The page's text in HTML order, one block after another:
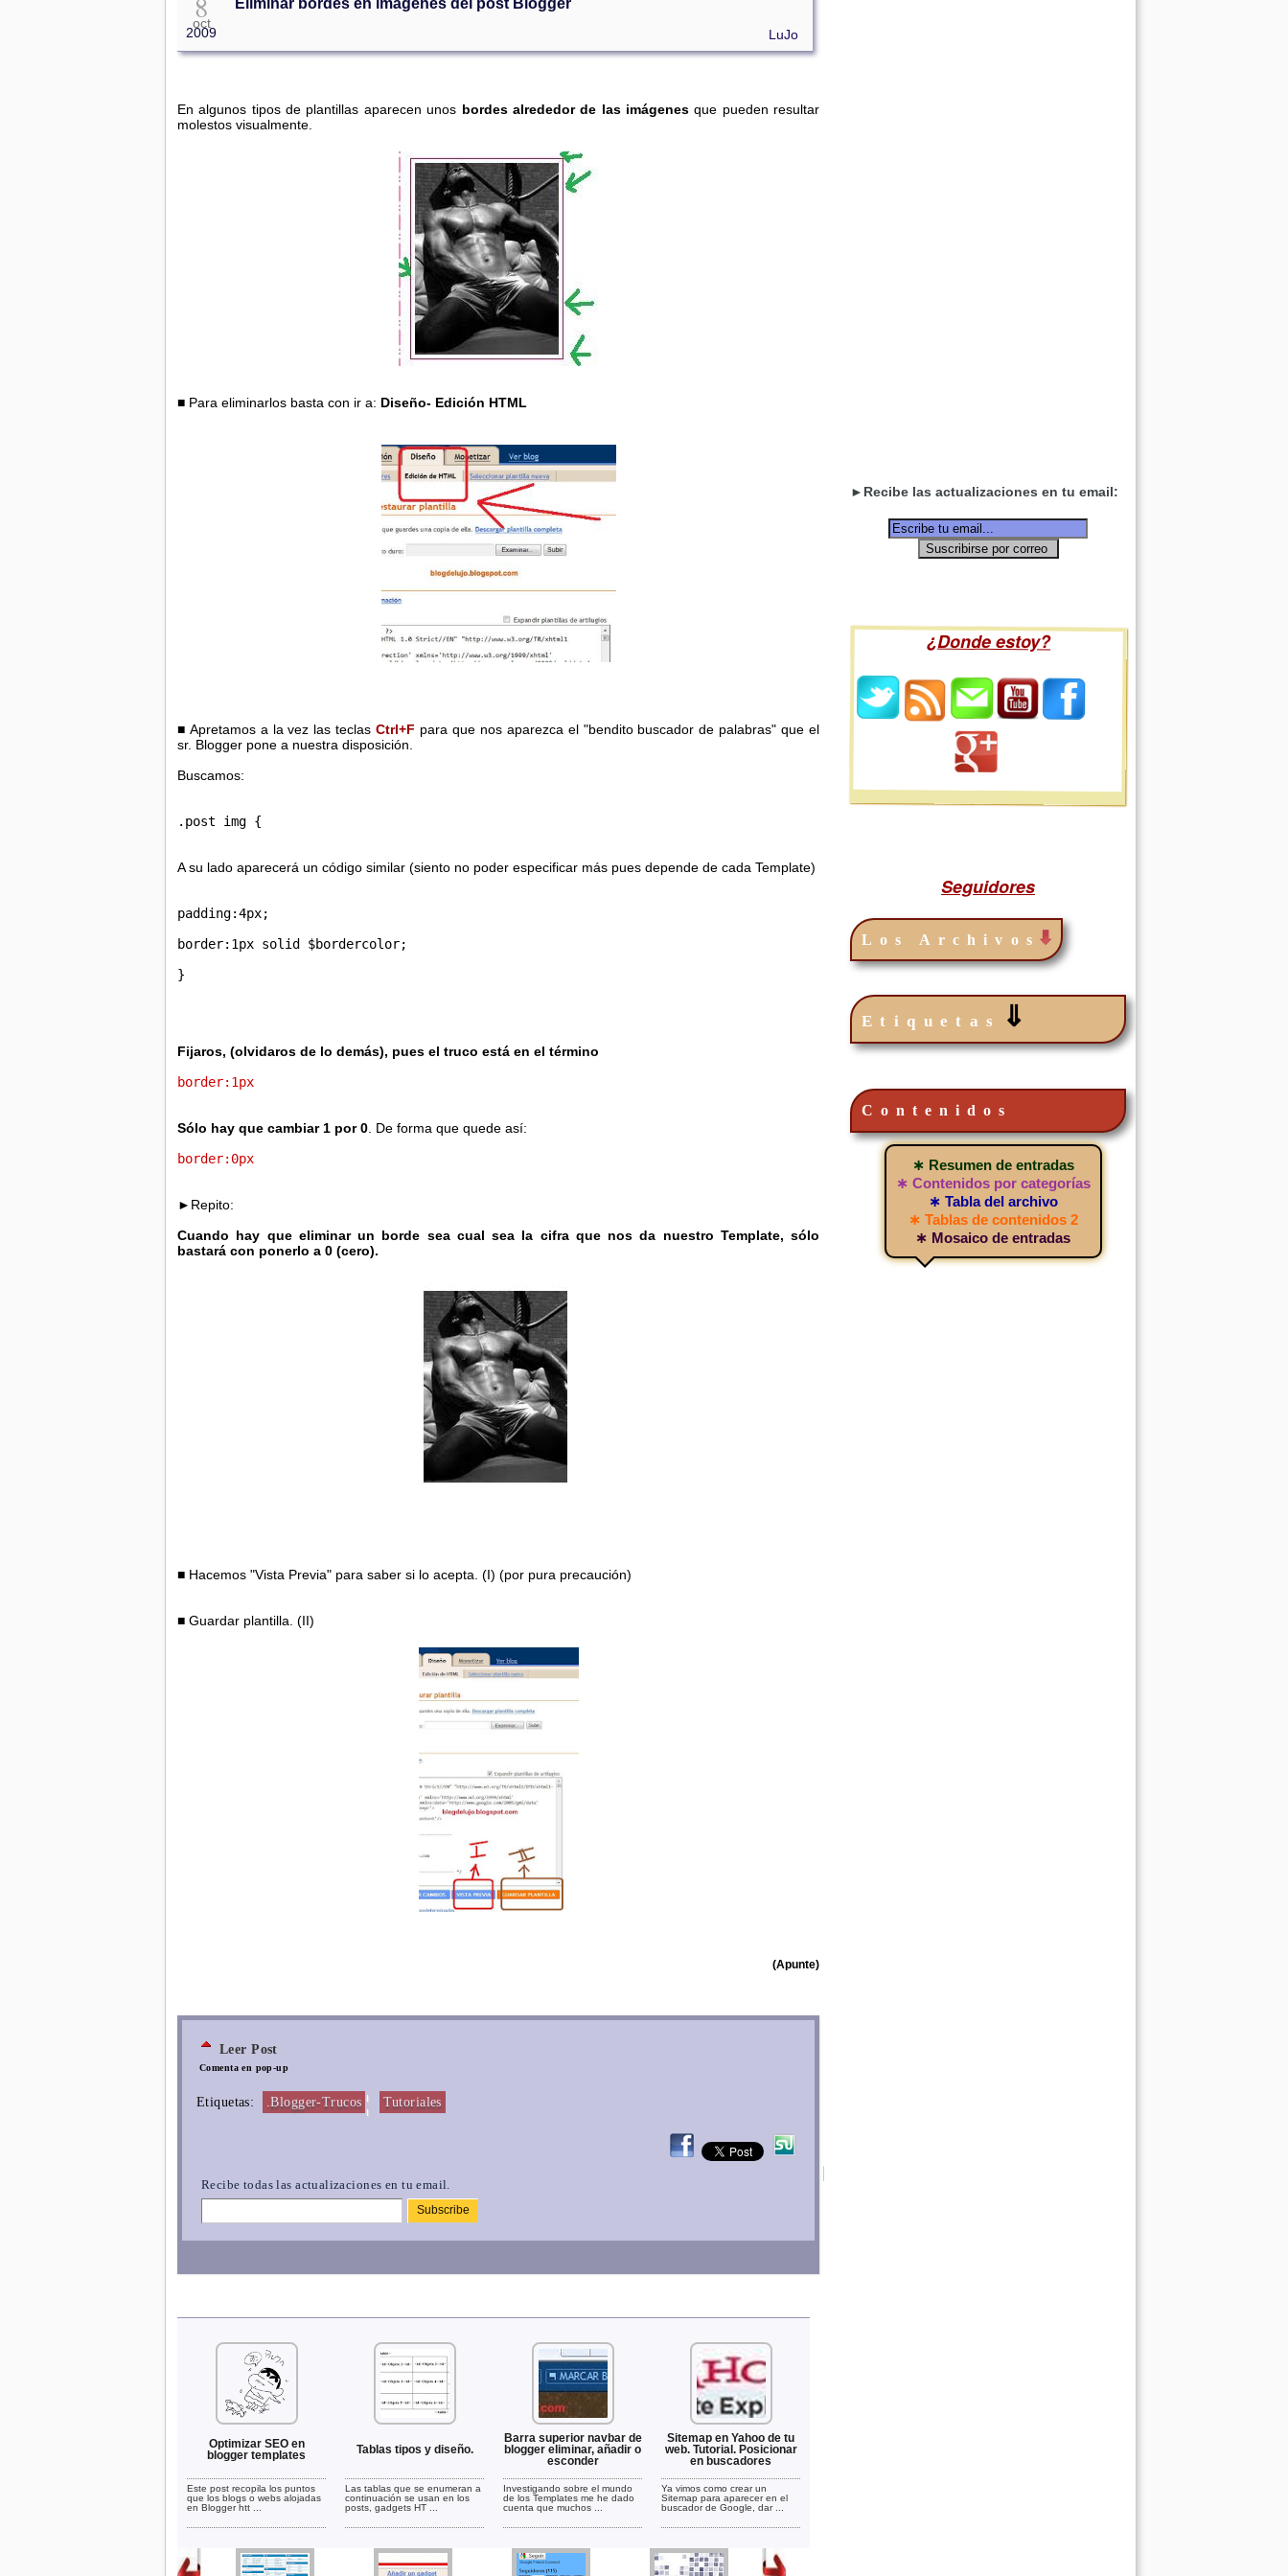
oct
2009
Eliminar bordes en imágenes del post Blogger
LuJo
En algunos tipos de plantillas aparecen unos bordes alrededor de las imágenesque pueden resultar
molestos visualmente.
■ Para eliminarlos basta con ir a: Diseño- Edición HTML
■ Apretamos a la vez las teclas Ctrl+F para que nos aparezca el "bendito buscador de palabras" que el
sr. Blogger pone a nuestra disposición.
Buscamos:
.post img {
A su lado aparecerá un código similar (siento no poder especificar más pues depende de cada Template)
padding:4px;
border:1px solid $bordercolor;
}
Fijaros, (olvidaros de lo demás), pues el truco está en el término
border:1px
Sólo hay que cambiar 1 por 0 . De forma que quede así:
border:0px
►Repito:
Cuando hay que eliminar un borde sea cual sea la cifra que nos da nuestro Template, sólo
bastará con ponerlo a 0 (cero).
■ Hacemos "Vista Previa" para saber si lo acepta. (I) (por pura precaución)
■ Guardar plantilla. (II)
(Apunte)
Leer Post
Comenta en pop-up
Etiquetas: .Blogger-Trucos ¦ Tutoriales
Recibe todas las actualizaciones en tu email.
Optimizar SEO en
blogger templates
Este post recopila los puntos
que los blogs o webs alojadas
en Blogger htt ...
Tablas tipos y diseño.
Las tablas que se enumeran a
continuación se usan en los
posts, gadgets HT ...
Barra superior navbar de
blogger eliminar, añadir o
esconder
Investigando sobre el mundo
de los Templates me he dado
cuenta que muchos ...
Sitemap en Yahoo de tu
web. Tutorial. Posicionar
en buscadores
Ya vimos como crear un
Sitemap para aparecer en el
buscador de Google, dar ...
►Recibe las actualizaciones en tu email:
¿Donde estoy?
Seguidores
Los Archivos
Etiquetas ⇓
Contenidos
∗ Resumen de entradas
∗ Contenidos por categorías
∗ Tabla del archivo
∗ Tablas de contenidos 2
∗ Mosaico de entradas